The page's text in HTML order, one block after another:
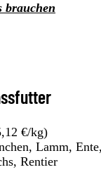
brauchen
€/kg)
Lamm,
Rentier